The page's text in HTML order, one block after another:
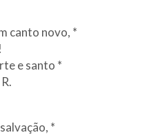
canto novo, *
e santo *
*